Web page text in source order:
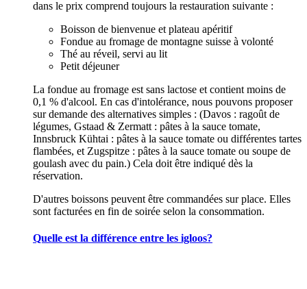
dans le prix comprend toujours la restauration suivante :
Boisson de bienvenue et plateau apéritif
Fondue au fromage de montagne suisse à volonté
Thé au réveil, servi au lit
Petit déjeuner
La fondue au fromage est sans lactose et contient moins de
0,1 % d'alcool. En cas d'intolérance, nous pouvons proposer
sur demande des alternatives simples : (Davos : ragoût de
légumes, Gstaad & Zermatt : pâtes à la sauce tomate,
Innsbruck Kühtai : pâtes à la sauce tomate ou différentes tartes
flambées, et Zugspitze : pâtes à la sauce tomate ou soupe de
goulash avec du pain.) Cela doit être indiqué dès la
réservation.
D'autres boissons peuvent être commandées sur place. Elles
sont facturées en fin de soirée selon la consommation.
Quelle est la différence entre les igloos?